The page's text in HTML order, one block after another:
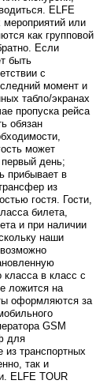
ELFE
мероприятий или
как групповой
Если
быть
с
момент и
табло/экранах
пропуска рейса
обязан
может
день;
прибывает в
из
гостя. Гости,
билета,
и при наличии
наши
класса в класс с
ложится на
оформляются за
GSM
для
транспортных
так и
ELFE TOUR